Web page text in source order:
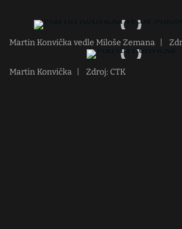
Martin Konvička vedle Miloše Zemana
Martin Konvička Zdroj: CTK